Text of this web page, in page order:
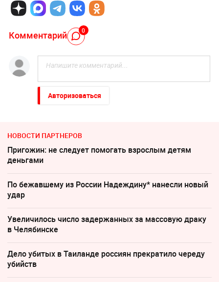
Комментарий 0
Авторизоваться
НОВОСТИ ПАРТНЕРОВ
Пригожин: не следует помогать взрослым детям
деньгами
По бежавшему из России Надеждину* нанесли новый
удар
Увеличилось число задержанных за массовую драку
в Челябинске
Дело убитых в Таиланде россиян прекратило череду
убийств